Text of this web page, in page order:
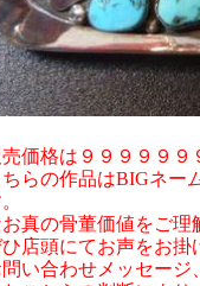
売価格は９９９９９
ちらの作品はBIGネー
お真の骨董価値をご
店頭にてお声をお掛
問い合わせメッセー